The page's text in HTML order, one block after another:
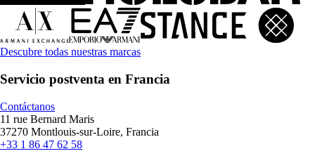
Descubre todas nuestras marcas
Servicio postventa en Francia
Contáctanos
11 rue Bernard Maris
37270 Montlouis-sur-Loire, Francia
+33 1 86 47 62 58